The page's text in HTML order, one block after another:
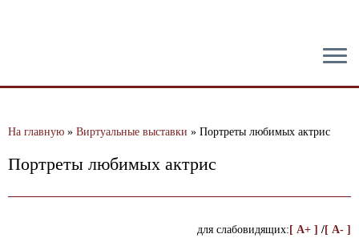
На главную » Виртуальные выставки » Портреты любимых актрис
Портреты любимых актрис
для слабовидящих: [ A+ ] /[ A- ]